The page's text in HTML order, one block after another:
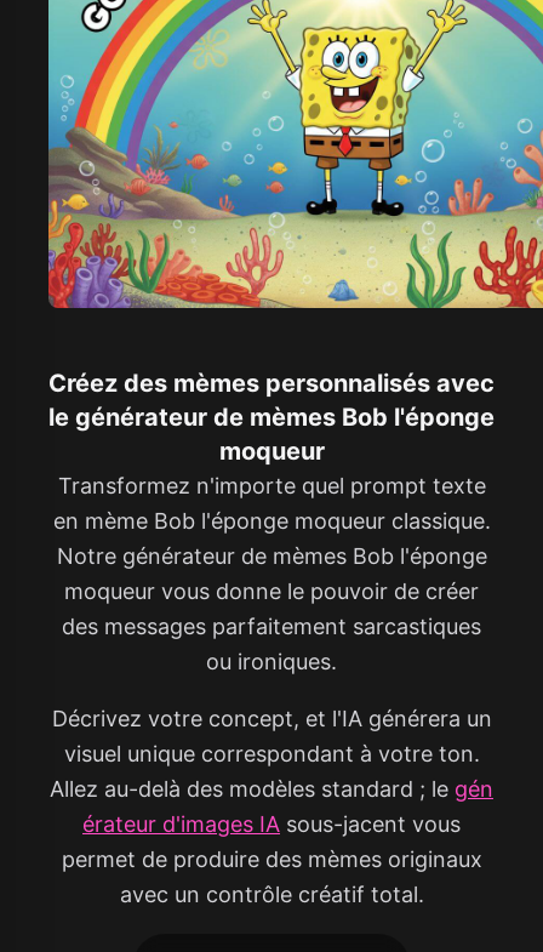
Créez des mèmes personnalisés avec
le générateur de mèmes Bob l'éponge
moqueur
Transformez n'importe quel prompt texte
en mème Bob l'éponge moqueur classique.
Notre générateur de mèmes Bob l'éponge
moqueur vous donne le pouvoir de créer
des messages parfaitement sarcastiques
ou ironiques.
Décrivez votre concept, et l'IA générera un
visuel unique correspondant à votre ton.
Allez au-delà des modèles standard ; le gén
érateur d'images IA sous-jacent vous
permet de produire des mèmes originaux
avec un contrôle créatif total.